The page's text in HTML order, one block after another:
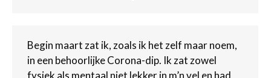
Begin maart zat ik, zoals ik het zelf maar noem,
in een behoorlijke Corona-dip. Ik zat zowel
fysiek als mentaal niet lekker in m’n vel en had